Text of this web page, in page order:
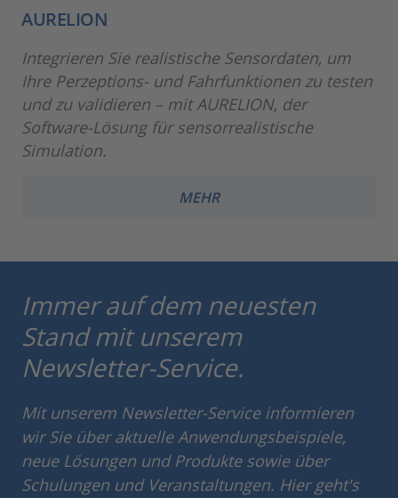
AURELION
Integrieren Sie realistische Sensordaten, um
Ihre Perzeptions- und Fahrfunktionen zu testen
und zu validieren – mit AURELION, der
Software-Lösung für sensorrealistische
Simulation.
MEHR
Immer auf dem neuesten
Stand mit unserem
Newsletter-Service.
Mit unserem Newsletter-Service informieren
wir Sie über aktuelle Anwendungsbeispiele,
neue Lösungen und Produkte sowie über
Schulungen und Veranstaltungen. Hier geht's